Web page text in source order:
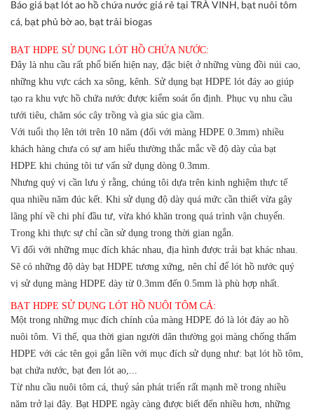
Báo giá bạt lót ao hồ chứa nước giá rẻ tại TRÀ VINH, bạt nuôi tôm
cá, bạt phủ bờ ao, bạt trải biogas
BẠT HDPE SỬ DỤNG LÓT HỒ CHỨA NƯỚC:
Đây là nhu cầu rất phổ biến hiện nay, đặc biệt ở những vùng đồi núi cao,
những khu vực cách xa sông, kênh. Sử dụng bạt HDPE lót đáy ao giúp
tạo ra khu vực hồ chứa nước được kiểm soát ổn định. Phục vụ nhu cầu
tưới tiêu, chăm sóc cây trồng và gia súc gia cầm.
Với tuổi thọ lên tới trên 10 năm (đối với màng HDPE 0.3mm) nhiều
khách hàng chưa có sự am hiểu thường thắc mắc về độ dày của bạt
HDPE khi chúng tôi tư vấn sử dụng dòng 0.3mm.
Nhưng quý vị cần lưu ý rằng, chúng tôi dựa trên kinh nghiệm thực tế
qua nhiều năm đúc kết. Khi sử dụng độ dày quá mức cần thiết vừa gây
lãng phí về chi phí đầu tư, vừa khó khăn trong quá trình vận chuyển.
Trong khi thực sự chỉ cần sử dụng trong thời gian ngắn.
Vì đối với những mục đích khác nhau, địa hình được trải bạt khác nhau.
Sẽ có những độ dày bạt HDPE tương xứng, nên chỉ để lót hồ nước quý
vị sử dụng màng HDPE dày từ 0.3mm đến 0.5mm là phù hợp nhất.
BẠT HDPE SỬ DỤNG LÓT HỒ NUÔI TÔM CÁ:
Một trong những mục đích chính của màng HDPE đó là lót đáy ao hồ
nuôi tôm. Vì thế, qua thời gian người dân thường gọi màng chống thấm
HDPE với các tên gọi gắn liền với mục đích sử dụng như: bạt lót hồ tôm,
bạt chứa nước, bạt đen lót ao,...
Từ nhu cầu nuôi tôm cá, thuỷ sản phát triển rất mạnh mẽ trong nhiều
năm trở lại đây. Bạt HDPE ngày càng được biết đến nhiều hơn, những